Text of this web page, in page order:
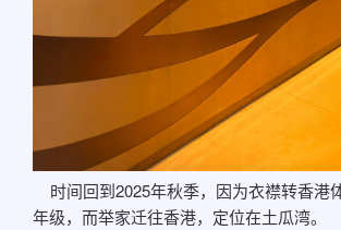
时间回到2025年秋季，因为衣襟转香港
年级，而举家迁往香港，定位在土瓜湾。